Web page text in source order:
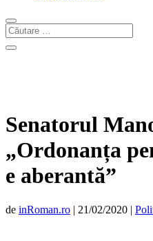
Senatorul
„Ordonanța
e aberantă”
de inRoman.ro | 21/02/2020 |